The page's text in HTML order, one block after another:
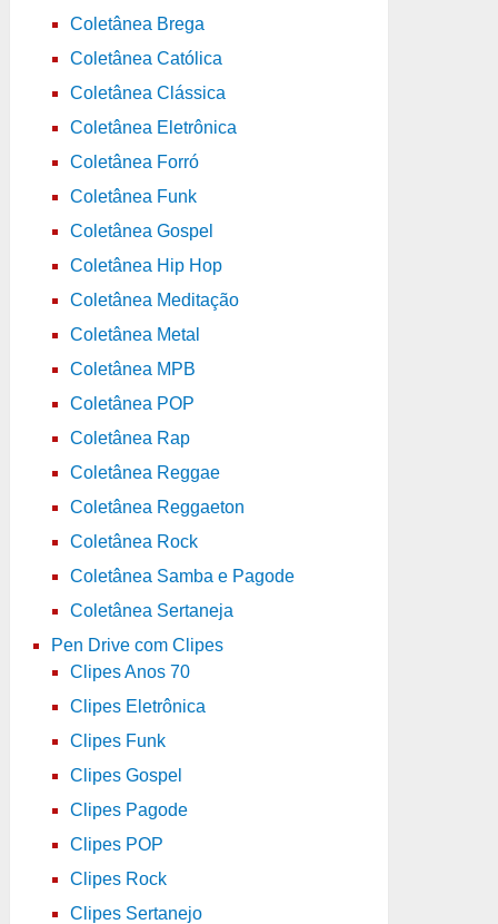
Coletânea Brega
Coletânea Católica
Coletânea Clássica
Coletânea Eletrônica
Coletânea Forró
Coletânea Funk
Coletânea Gospel
Coletânea Hip Hop
Coletânea Meditação
Coletânea Metal
Coletânea MPB
Coletânea POP
Coletânea Rap
Coletânea Reggae
Coletânea Reggaeton
Coletânea Rock
Coletânea Samba e Pagode
Coletânea Sertaneja
Pen Drive com Clipes
Clipes Anos 70
Clipes Eletrônica
Clipes Funk
Clipes Gospel
Clipes Pagode
Clipes POP
Clipes Rock
Clipes Sertanejo